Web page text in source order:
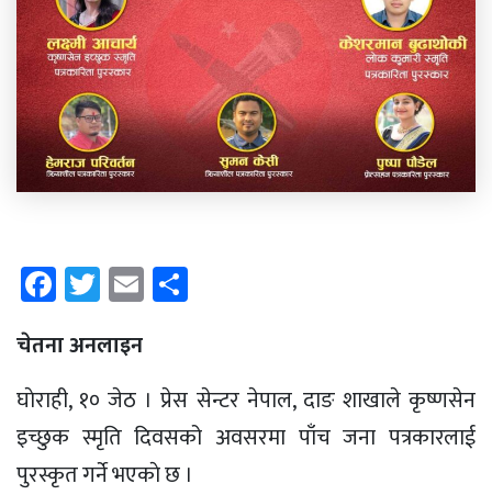
Facebook
Twitter
Email
चेतना अनलाइन
घाेराही, १० जेठ । प्रेस सेन्टर नेपाल, दाङ शाखाले कृष्णसेन
इच्छुक स्मृति दिवसको अवसरमा पाँच जना पत्रकारलाई
पुरस्कृत गर्ने भएकाे छ ।